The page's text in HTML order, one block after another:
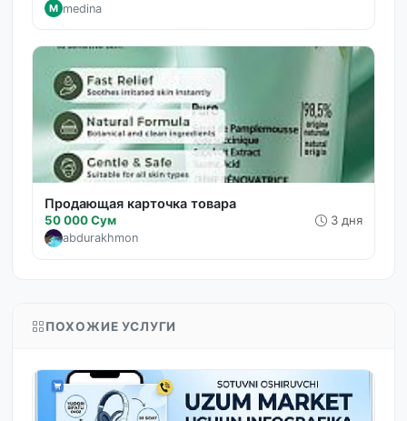
M medina
Продающая карточка товара
50 000 Сум 3 дня
abdurakhmon
ПОХОЖИЕ УСЛУГИ